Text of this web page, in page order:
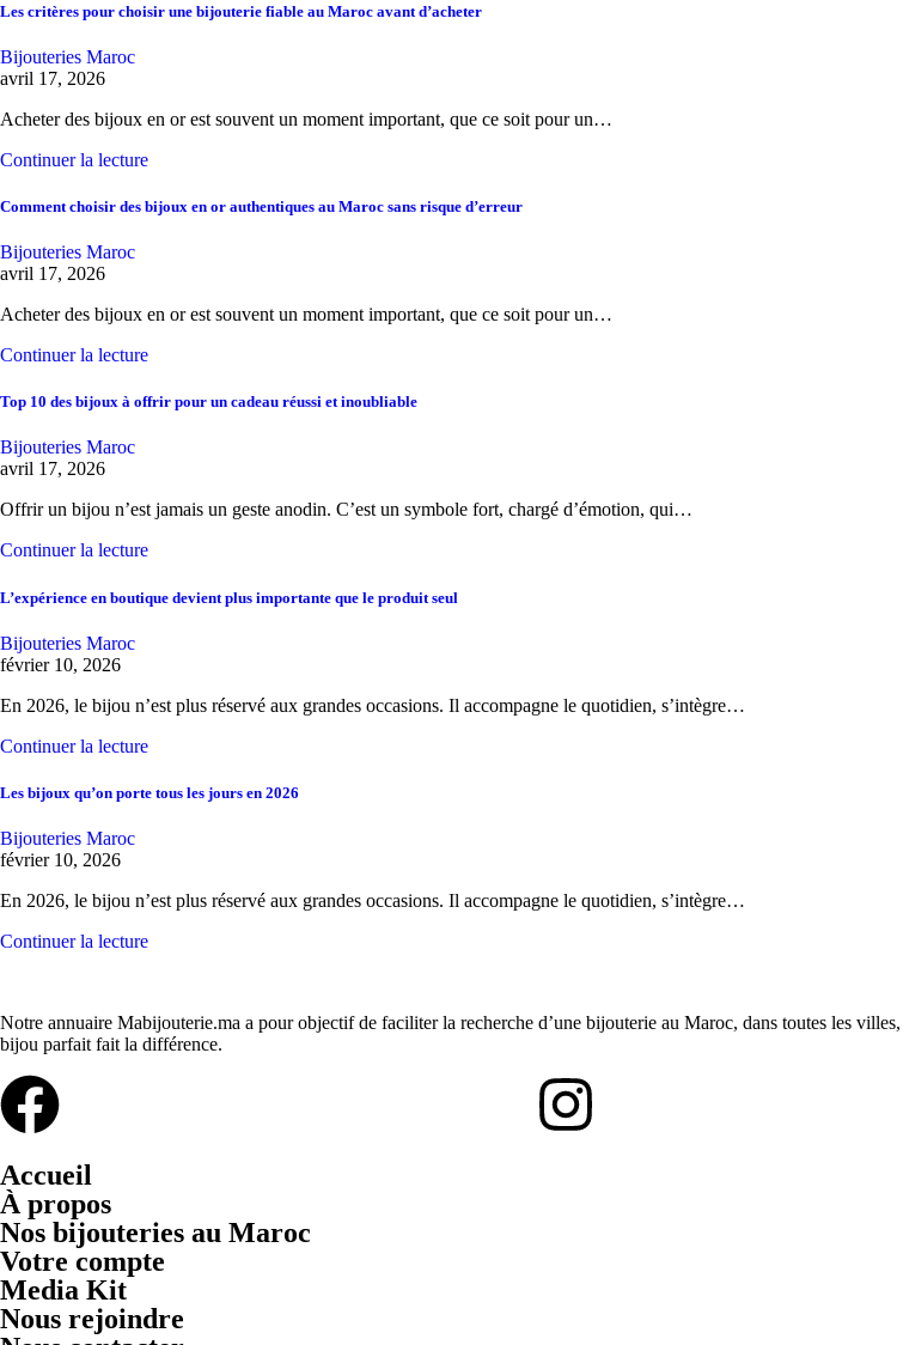
Les critères pour choisir une bijouterie fiable au Maroc avant d’acheter
Bijouteries Maroc
avril 17, 2026
Acheter des bijoux en or est souvent un moment important, que ce soit pour un…
Continuer la lecture
Comment choisir des bijoux en or authentiques au Maroc sans risque d’erreur
Bijouteries Maroc
avril 17, 2026
Acheter des bijoux en or est souvent un moment important, que ce soit pour un…
Continuer la lecture
Top 10 des bijoux à offrir pour un cadeau réussi et inoubliable
Bijouteries Maroc
avril 17, 2026
Offrir un bijou n’est jamais un geste anodin. C’est un symbole fort, chargé d’émotion, qui…
Continuer la lecture
L’expérience en boutique devient plus importante que le produit seul
Bijouteries Maroc
février 10, 2026
En 2026, le bijou n’est plus réservé aux grandes occasions. Il accompagne le quotidien, s’intègre…
Continuer la lecture
Les bijoux qu’on porte tous les jours en 2026
Bijouteries Maroc
février 10, 2026
En 2026, le bijou n’est plus réservé aux grandes occasions. Il accompagne le quotidien, s’intègre…
Continuer la lecture
Notre annuaire Mabijouterie.ma a pour objectif de faciliter la recherche d’une bijouterie au Maroc, dans toutes les
bijou parfait fait la différence.
Accueil
À propos
Nos bijouteries au Maroc
Votre compte
Media Kit
Nous rejoindre